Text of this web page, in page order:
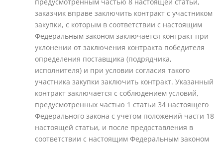
заказчик вправе заключить контракт с участником
закупки, с которым в соответствии с настоящим
Федеральным законом заключается контракт при
уклонении от заключения контракта победителя
определения поставщика (подрядчика,
исполнителя) и при условии согласия такого
участника закупки заключить контракт. Указанный
контракт заключается с соблюдением условий,
предусмотренных частью 1 статьи 34 настоящего
Федерального закона с учетом положений части 18
настоящей статьи, и после предоставления в
соответствии с настоящим Федеральным законом